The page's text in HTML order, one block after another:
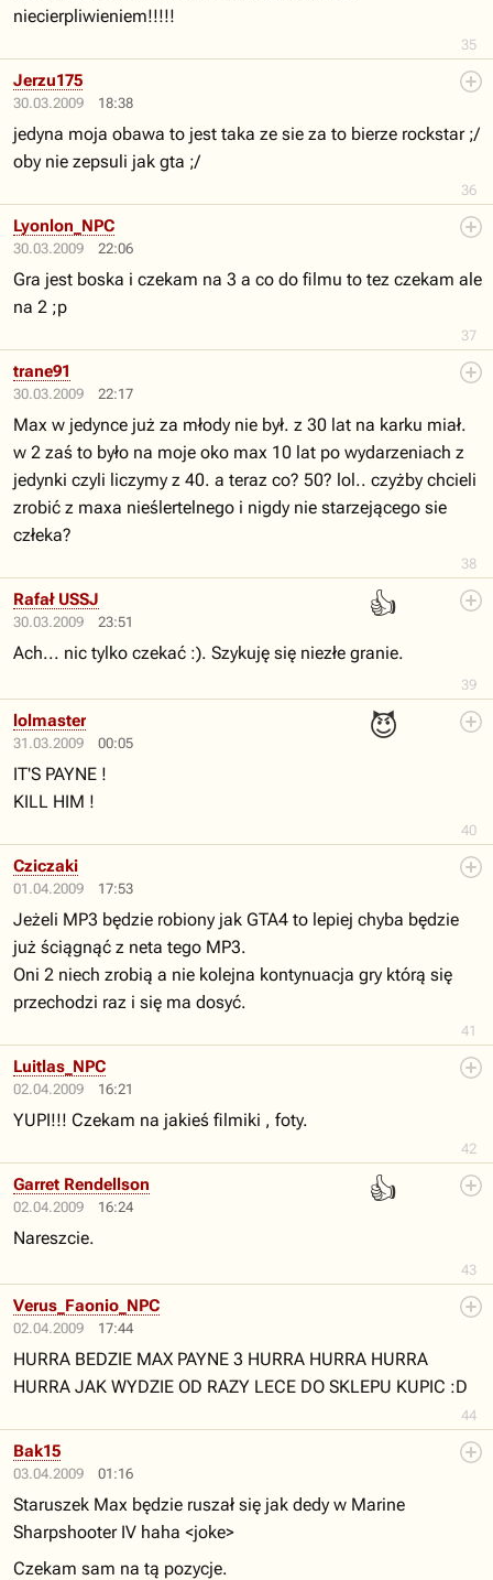
35
niecierpliwieniem!!!!!
30.03.2009 18:38
36
Jerzu175
jedyna moja obawa to jest taka ze sie za to bierze rockstar ;/
oby nie zepsuli jak gta ;/
30.03.2009 22:06
37
Lyonlon_NPC
Gra jest boska i czekam na 3 a co do filmu to tez czekam ale
na 2 ;p
30.03.2009 22:17
38
trane91
Max w jedynce już za młody nie był. z 30 lat na karku miał.
w 2 zaś to było na moje oko max 10 lat po wydarzeniach z
jedynki czyli liczymy z 40. a teraz co? 50? lol.. czyżby chcieli
zrobić z maxa nieślertelnego i nigdy nie starzejącego sie
człeka?
30.03.2009 23:51
👍
39
Rafał USSJ
Ach... nic tylko czekać :). Szykuję się niezłe granie.
31.03.2009 00:05
😈
40
lolmaster
IT'S PAYNE !
KILL HIM !
01.04.2009 17:53
41
Cziczaki
Jeżeli MP3 będzie robiony jak GTA4 to lepiej chyba będzie
już ściągnąć z neta tego MP3.
Oni 2 niech zrobią a nie kolejna kontynuacja gry którą się
przechodzi raz i się ma dosyć.
02.04.2009 16:21
42
Luitlas_NPC
YUPI!!! Czekam na jakieś filmiki , foty.
02.04.2009 16:24
👍
43
Garret Rendellson
Nareszcie.
02.04.2009 17:44
44
Verus_Faonio_NPC
HURRA BEDZIE MAX PAYNE 3 HURRA HURRA HURRA
HURRA JAK WYDZIE OD RAZY LECE DO SKLEPU KUPIC :D
03.04.2009 01:16
Bak15
Staruszek Max będzie ruszał się jak dedy w Marine
Sharpshooter IV haha <joke>
Czekam sam na tą pozycje.